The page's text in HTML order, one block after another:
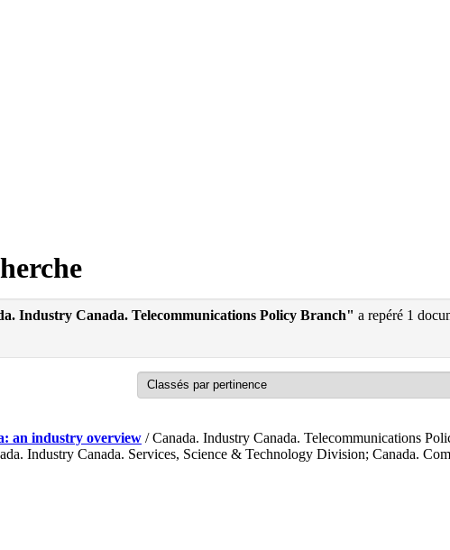
Industry Canada. Telecommunications Policy Branch" a repéré 1
an industry overview / Canada. Industry Canada. Telecommunications
Industry Canada. Services, Science & Technology Division; Canada.